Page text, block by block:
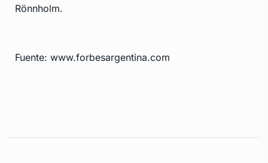
Rönnholm.
Fuente: www.forbesargentina.com